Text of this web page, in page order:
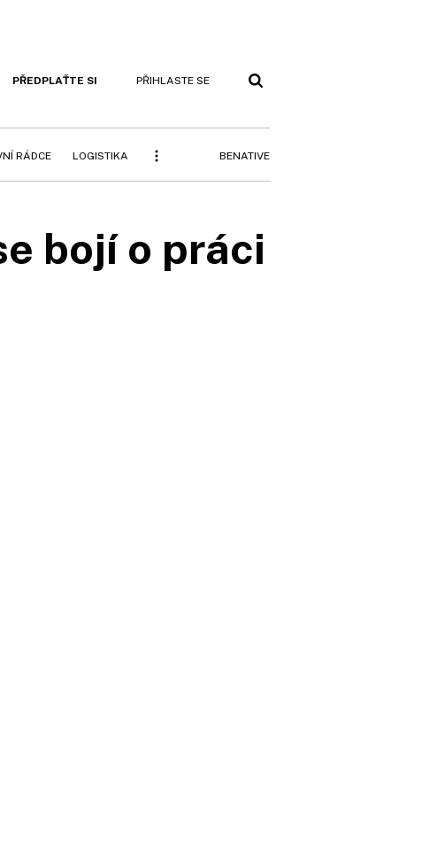
PŘEDPLAŤTE SI PŘIHLASTE SE
RÁDCE LOGISTIKA BENATIVE
bojí o práci